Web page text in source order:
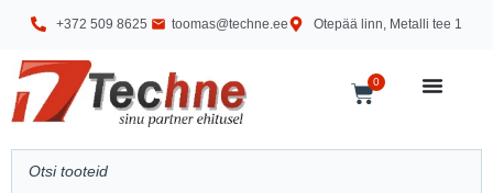
+372 509 8625 toomas@techne.ee Otepää linn, Metalli tee 1
0